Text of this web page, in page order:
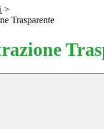
>
Trasparente